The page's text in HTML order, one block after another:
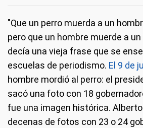
"Que un perro muerda a un
pero que un hombre muerde a
decía una vieja frase que se
escuelas de periodismo. El 9 de
hombre mordió al perro: el
sacó una foto con 18
fue una imagen histórica.
decenas de fotos con 23 o 24